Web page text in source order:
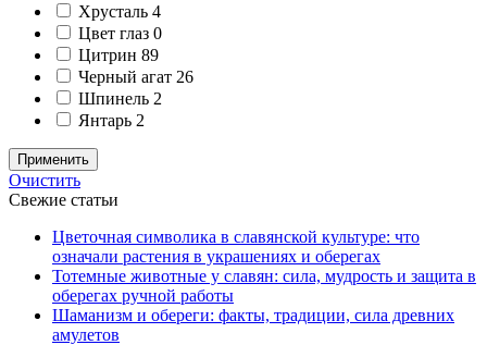
Хрусталь 4
Цвет глаз 0
Цитрин 89
Черный агат 26
Шпинель 2
Янтарь 2
Применить
Очистить
Свежие статьи
Цветочная символика в славянской культуре: что
означали растения в украшениях и оберегах
Тотемные животные у славян: сила, мудрость и защита в
оберегах ручной работы
Шаманизм и обереги: факты, традиции, сила древних
амулетов